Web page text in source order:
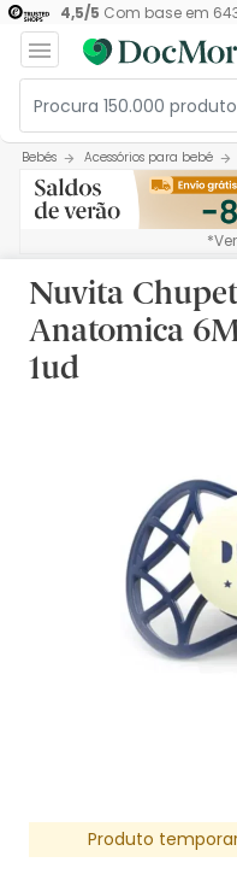
4,5/5 Com base em
Bebés Acessórios para bebé
Nuvita
Anatomica
1ud
Produto